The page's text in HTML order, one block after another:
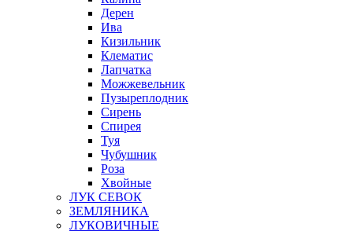
Дерен
Ива
Кизильник
Клематис
Лапчатка
Можжевельник
Пузыреплодник
Сирень
Спирея
Туя
Чубушник
Роза
Хвойные
ЛУК СЕВОК
ЗЕМЛЯНИКА
ЛУКОВИЧНЫЕ